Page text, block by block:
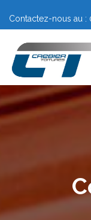
Contactez-nous au :